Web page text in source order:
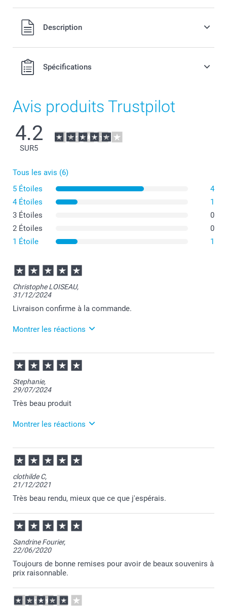
Tous les prix sont en EURO (€), TVA incluse et hors frais de
port.
Description
Spécifications
Avis produits Trustpilot
4.2
SUR5
Tous les avis (6)
5 Étoiles
4
4 Étoiles
1
3 Étoiles
0
2 Étoiles
0
1 Étoile
1
Christophe LOISEAU,
31/12/2024
Livraison confirme à la commande.
Montrer les réactions
06/02/2025
09:25
Bonjour Christophe,
Je vous remercie pour votre commande et je suis
ravie que votre tableau soit conforme à vos
attentes!
Je vous souhaite une belle journée.
Cordialement,
Stephanie,
29/07/2024
Très beau produit
Montrer les réactions
30/07/2024
10:55
Bonjour Stéphanie,
C'est un plaisir d'apprendre votre satisfaction.
Au plaisir de vous retrouver sur Smartphoto pour de
nouvelles créations.
Passez une bonne journée.
Cordialement,
Florence@smartphoto
clothilde C,
21/12/2021
Très beau rendu, mieux que ce que j'espérais.
Sandrine Fourier,
22/06/2020
Toujours de bonne remises pour avoir de beaux souvenirs à
prix raisonnable.